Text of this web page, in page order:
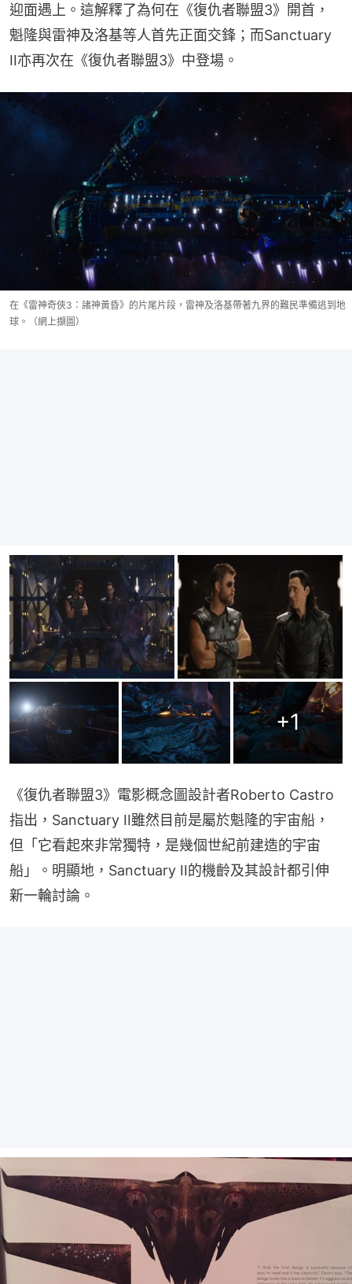
迎面遇上。這解釋了為何在《復仇者聯盟3》開首，
魁隆與雷神及洛基等人首先正面交鋒；而Sanctuary
II亦再次在《復仇者聯盟3》中登場。
在《雷神奇俠3：諸神黃昏》的片尾片段，雷神及洛基帶著九界的難民準備逃到地
球。（網上擷圖）
+1
《復仇者聯盟3》電影概念圖設計者Roberto Castro
指出，Sanctuary II雖然目前是屬於魁隆的宇宙船，
但「它看起來非常獨特，是幾個世紀前建造的宇宙
船」。明顯地，Sanctuary II的機齡及其設計都引伸
新一輪討論。